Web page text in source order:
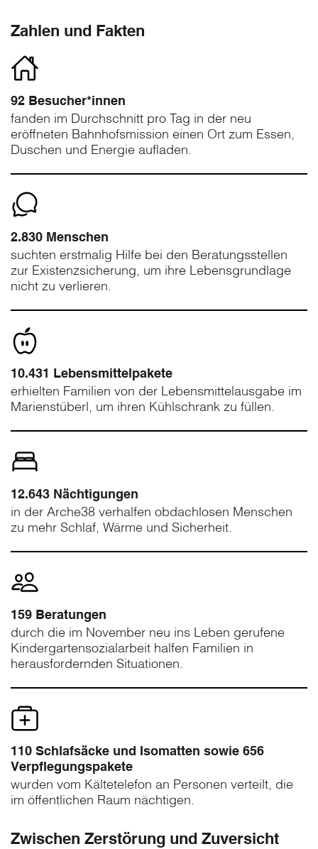
Zahlen und Fakten
92 Besucher*innen
fanden im Durchschnitt pro Tag in der neu
eröffneten Bahnhofsmission einen Ort zum Essen,
Duschen und Energie aufladen.
2.830 Menschen
suchten erstmalig Hilfe bei den Beratungsstellen
zur Existenzsicherung, um ihre Lebensgrundlage
nicht zu verlieren.
10.431 Lebensmittelpakete
erhielten Familien von der Lebensmittelausgabe im
Marienstüberl, um ihren Kühlschrank zu füllen.
12.643 Nächtigungen
in der Arche38 verhalfen obdachlosen Menschen
zu mehr Schlaf, Wärme und Sicherheit.
159 Beratungen
durch die im November neu ins Leben gerufene
Kindergartensozialarbeit halfen Familien in
herausfordernden Situationen.
110 Schlafsäcke und Isomatten sowie 656
Verpflegungspakete
wurden vom Kältetelefon an Personen verteilt, die
im öffentlichen Raum nächtigen.
Zwischen Zerstörung und Zuversicht